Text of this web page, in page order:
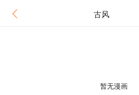
古风
暂无漫画